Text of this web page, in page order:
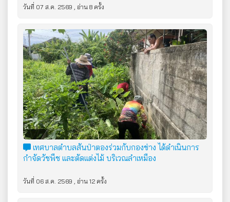
วันที่ 07 ส.ค. 2569 , อ่าน 8 ครั้ง
เทศบาลตำบลสันป่าตองร่วมกับกองช่าง ได้ดำเนินการ
กำจัดวัชพืช และตัดแต่งไม้ บริเวณลำเหมือง​
วันที่ 06 ส.ค. 2569 , อ่าน 12 ครั้ง